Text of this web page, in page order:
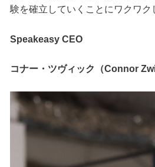
験を確立していくことにワクワク
Speakeasy CEO
コナー・ツヴィック（Connor